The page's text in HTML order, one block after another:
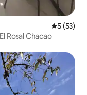
Średnia
5 (53)
Rosal Chacao
gości